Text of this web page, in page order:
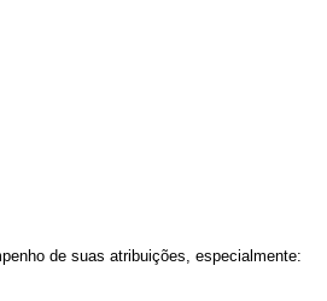
de suas atribuições, especialmente: